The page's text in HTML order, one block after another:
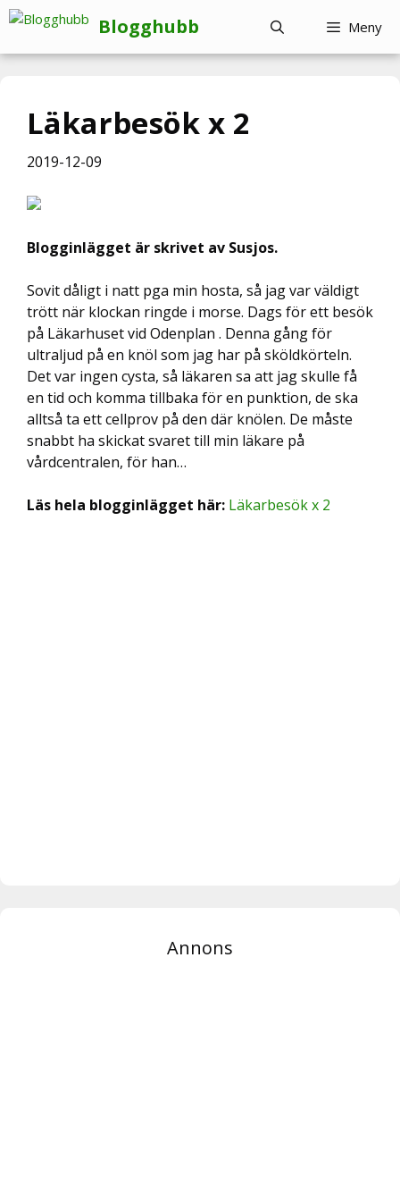
Hoppa
innehåll
Blogghubb Meny
Läkarbesök x 2
2019-12-09
Blogginlägget är skrivet av Susjos.
Sovit dåligt i natt pga min hosta, så jag var väldigt
trött när klockan ringde i morse. Dags för ett besök
på Läkarhuset vid Odenplan . Denna gång för
ultraljud på en knöl som jag har på sköldkörteln.
Det var ingen cysta, så läkaren sa att jag skulle få
en tid och komma tillbaka för en punktion, de ska
alltså ta ett cellprov på den där knölen. De måste
snabbt ha skickat svaret till min läkare på
vårdcentralen, för han…
Läs hela blogginlägget här: Läkarbesök x 2
Annons